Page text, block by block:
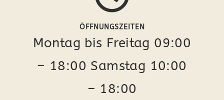
ÖFFNUNGSZEITEN
Montag bis Freitag 09:00
– 18:00 Samstag 10:00
– 18:00